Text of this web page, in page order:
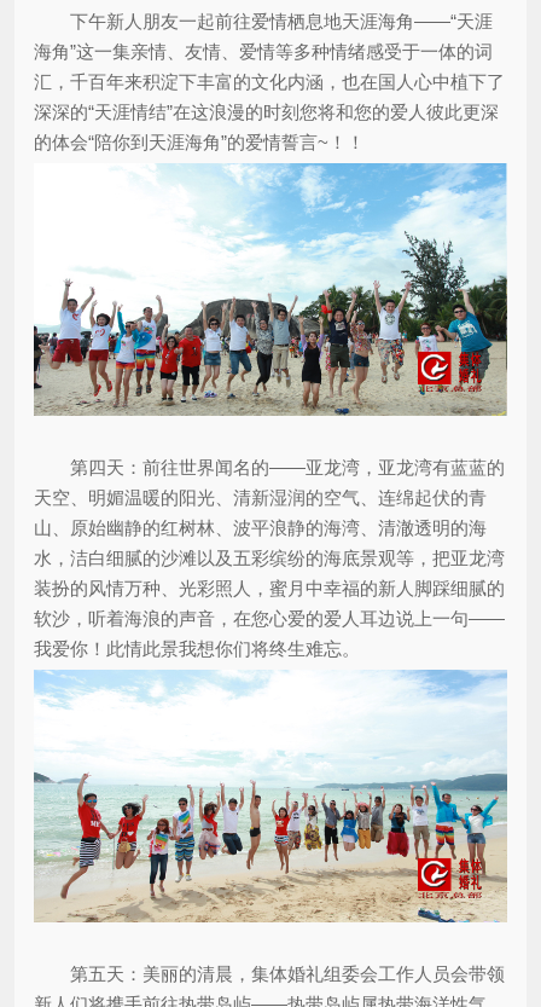
下午新人朋友一起前往爱情栖息地天涯海角——“天涯
海角”这一集亲情、友情、爱情等多种情绪感受于一体的词
汇，千百年来积淀下丰富的文化内涵，也在国人心中植下了
深深的“天涯情结”在这浪漫的时刻您将和您的爱人彼此更深
的体会“陪你到天涯海角”的爱情誓言~！！
第四天：前往世界闻名的——亚龙湾，亚龙湾有蓝蓝的
天空、明媚温暖的阳光、清新湿润的空气、连绵起伏的青
山、原始幽静的红树林、波平浪静的海湾、清澈透明的海
水，洁白细腻的沙滩以及五彩缤纷的海底景观等，把亚龙湾
装扮的风情万种、光彩照人，蜜月中幸福的新人脚踩细腻的
软沙，听着海浪的声音，在您心爱的爱人耳边说上一句——
我爱你！此情此景我想你们将终生难忘。
第五天：美丽的清晨，集体婚礼组委会工作人员会带领